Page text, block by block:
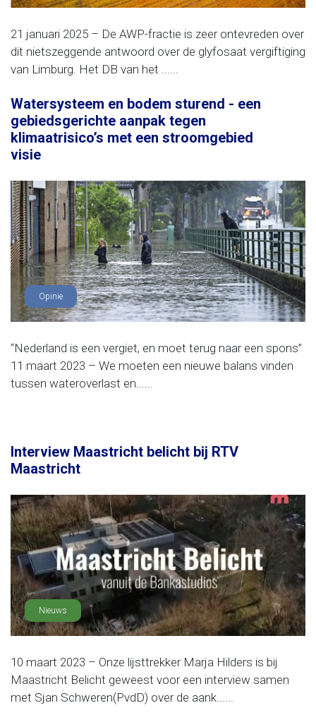
21 januari 2025 – De AWP-fractie is zeer ontevreden over
dit nietszeggende antwoord over de glyfosaat vergiftiging
van Limburg. Het DB van het ......
Watersysteem en bodem sturend - een
gebiedsgerichte aanpak tegen
klimaatrisico’s met een stroomgebied
visie
Opinie
“Nederland is een vergiet, en moet terug naar een spons”
11 maart 2023 – We moeten een nieuwe balans vinden
tussen wateroverlast en......
Interview Maastricht belicht bij RTV
Maastricht
Nieuws
10 maart 2023 – Onze lijsttrekker Marja Hilders is bij
Maastricht Belicht geweest voor een interview samen
met Sjan Schweren(PvdD) over de aank......